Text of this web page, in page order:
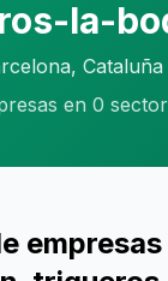
la-
Cataluña
en 0